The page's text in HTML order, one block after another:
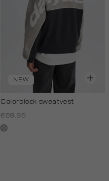
NEW
Colorblock sweatvest
€69.95
lichtgrijs